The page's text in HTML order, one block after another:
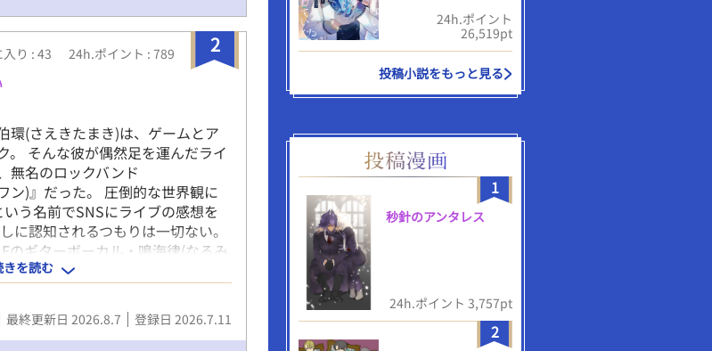
2
り : 43 24h.ポイント : 789
環(さえきたまき)は、ゲームとア
。 そんな彼が偶然足を運んだライ
無名のロックバンド
ン)』だった。 圧倒的な世界観に
う名前でSNSにライブの感想を
に認知されるつもりは一切ない。
のギターボーカル・鳴海律(なるみ
の音を見ている奇妙なファン
た。 そして偶然出会った一人の
ぬ“見覚え”を感じる。 「……お前
たくない擬態オタクと、二年間そ
きを読む
最終更新日 2026.8.7 登録日 2026.7.11
24h.ポイント
26,519pt
投稿小説をもっと見る
1
秒針のアンタレス
24h.ポイント 3,757pt
2